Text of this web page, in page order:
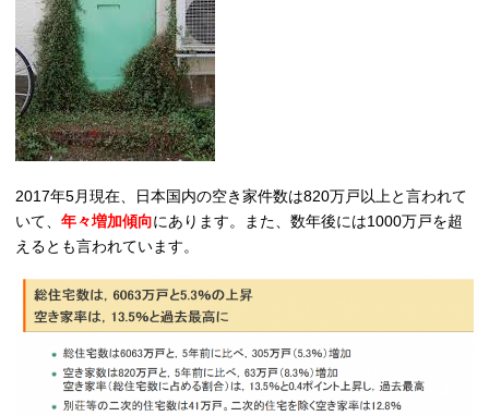
2017年5月現在、日本国内の空き家件数は820万戸以上と言われて
いて、 年々増加傾向にあります。また、数年後には1000万戸を超
えるとも言われています。